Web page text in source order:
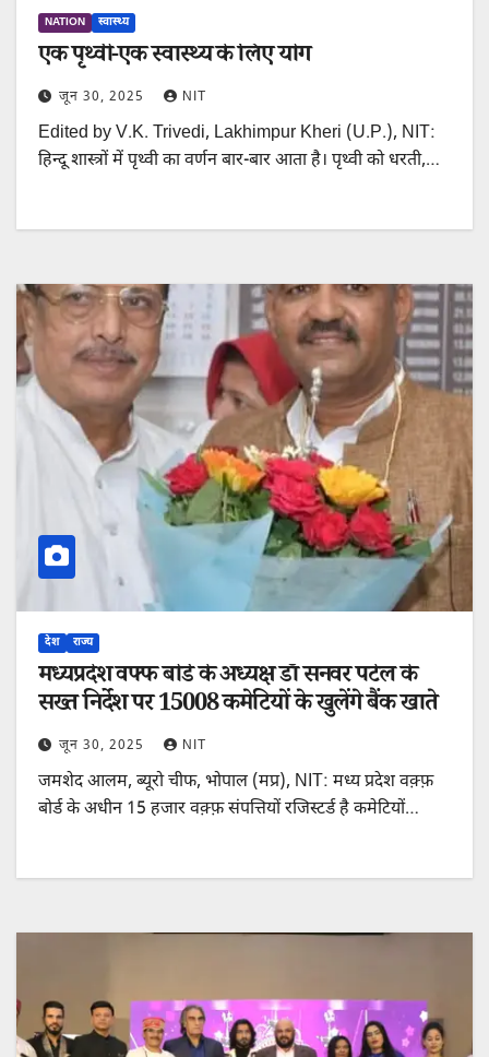
NATION स्वास्थ्य
एक पृथ्वी-एक स्वास्थ्य के लिए योग
जून 30, 2025 NIT
Edited by V.K. Trivedi, Lakhimpur Kheri (U.P.), NIT:
हिन्दू शास्त्रों में पृथ्वी का वर्णन बार-बार आता है। पृथ्वी को धरती,…
देश राज्य
मध्यप्रदेश वफ्फ बोर्ड के अध्यक्ष डॉ सनवर पटेल के
सख्त निर्देश पर 15008 कमेटियों के खुलेंगे बैंक खाते
जून 30, 2025 NIT
जमशेद आलम, ब्यूरो चीफ, भोपाल (मप्र), NIT: मध्य प्रदेश वक़्फ़
बोर्ड के अधीन 15 हजार वक़्फ़ संपत्तियों रजिस्टर्ड है कमेटियों…